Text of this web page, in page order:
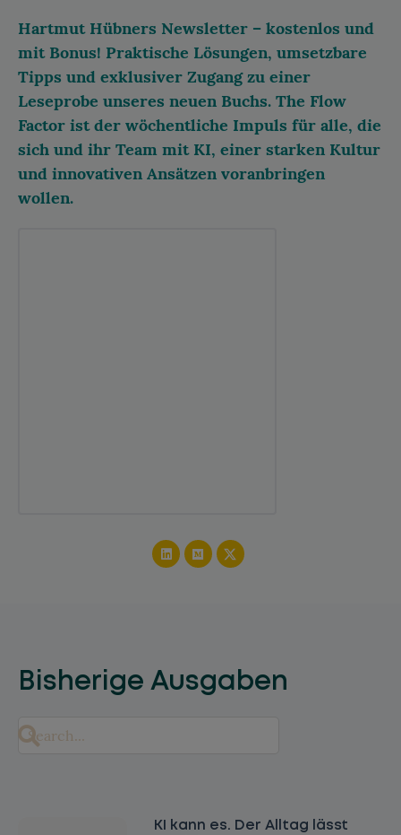
Hartmut Hübners Newsletter – kostenlos und
mit Bonus! Praktische Lösungen, umsetzbare
Tipps und exklusiver Zugang zu einer
Leseprobe unseres neuen Buchs. The Flow
Factor ist der wöchentliche Impuls für alle, die
sich und ihr Team mit KI, einer starken Kultur
und innovativen Ansätzen voranbringen
wollen.
Bisherige Ausgaben
KI kann es. Der Alltag lässt